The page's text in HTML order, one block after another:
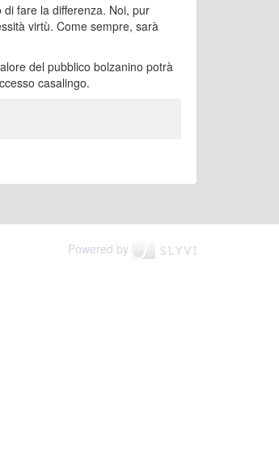
fare la differenza. Noi, pur
virtù. Come sempre, sarà
del pubblico bolzanino potrà
casalingo.
Powered by